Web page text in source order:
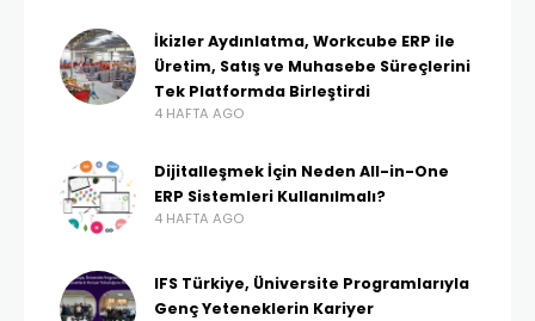
İkizler Aydınlatma, Workcube ERP ile
Üretim, Satış ve Muhasebe Süreçlerini
Tek Platformda Birleştirdi
4 HAFTA AGO
Dijitalleşmek İçin Neden All-in-One
ERP Sistemleri Kullanılmalı?
4 HAFTA AGO
IFS Türkiye, Üniversite Programlarıyla
Genç Yeteneklerin Kariyer